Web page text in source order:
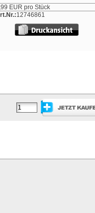
EUR pro Stück
12746861